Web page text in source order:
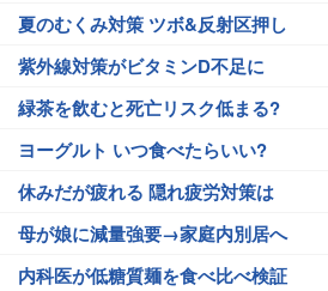
夏のむくみ対策 ツボ&反射区押し
紫外線対策がビタミンD不足に
緑茶を飲むと死亡リスク低まる?
ヨーグルト いつ食べたらいい?
休みだが疲れる 隠れ疲労対策は
母が娘に減量強要→家庭内別居へ
内科医が低糖質麺を食べ比べ検証